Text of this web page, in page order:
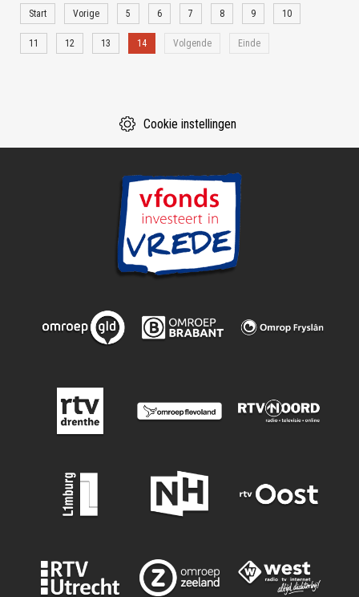
Start Vorige 5 6 7 8 9 10
11 12 13 14 Volgende Einde
Cookie instellingen